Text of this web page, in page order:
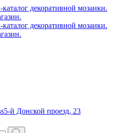
5-й Донской проезд, 23